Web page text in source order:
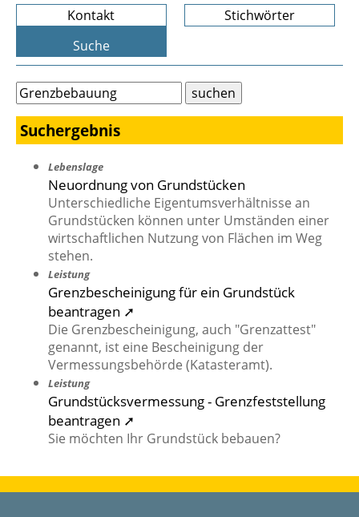
Kontakt
Stichwörter
Suche
Suchergebnis
Lebenslage
Neuordnung von Grundstücken
Unterschiedliche Eigentumsverhältnisse an
Grundstücken können unter Umständen einer
wirtschaftlichen Nutzung von Flächen im Weg
stehen.
Leistung
Grenzbescheinigung für ein Grundstück
beantragen ➚
Die Grenzbescheinigung, auch "Grenzattest"
genannt, ist eine Bescheinigung der
Vermessungsbehörde (Katasteramt).
Leistung
Grundstücksvermessung - Grenzfeststellung
beantragen ➚
Sie möchten Ihr Grundstück bebauen?